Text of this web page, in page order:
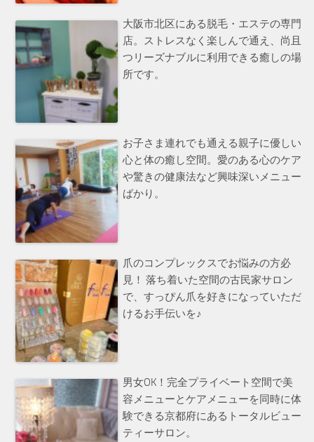
大阪市北区にある脱毛・エステの専門
店。ストレスなく楽しんで通え、尚且
つリーズナブルに利用できる癒しの場
所です。
お子さま連れでも通える親子に優しい
心と体の癒し空間。愛のある心のケア
や驚きの健康法など興味深いメニュー
ばかり。
爪のコンプレックスでお悩みの方必
見！ 落ち着いた空間の古民家サロン
で、すっぴん爪を好きになっていただ
けるお手伝いを♪
男女OK！完全プライベート空間で美
容メニューとケアメニューを同時に体
験できる京都府にあるトータルビュー
ティーサロン。